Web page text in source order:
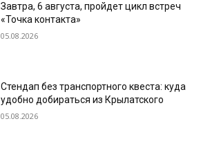
Завтра, 6 августа, пройдет цикл встреч
«Точка контакта»
05.08.2026
Стендап без транспортного квеста: куда
удобно добираться из Крылатского
05.08.2026